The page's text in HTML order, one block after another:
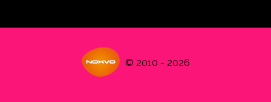
© 2010 - 2026